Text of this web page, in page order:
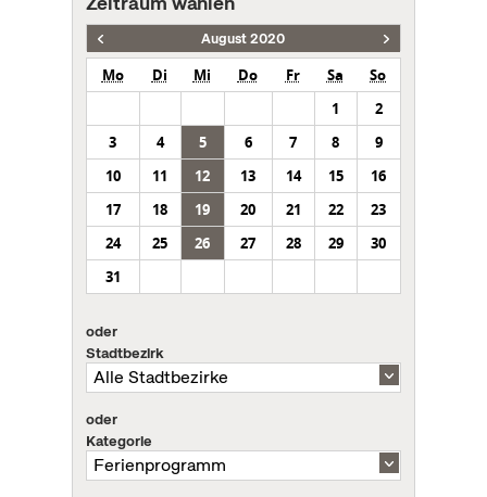
August 2020
Mo Di Mi Do Fr Sa
So
1
2
3
4 5 6 7 8
9
10
11 12 13 14 15
16
17
18 19 20 21 22
23
24
25 26 27 28 29
30
31
oder
Stadtbezirk
oder
Kategorie